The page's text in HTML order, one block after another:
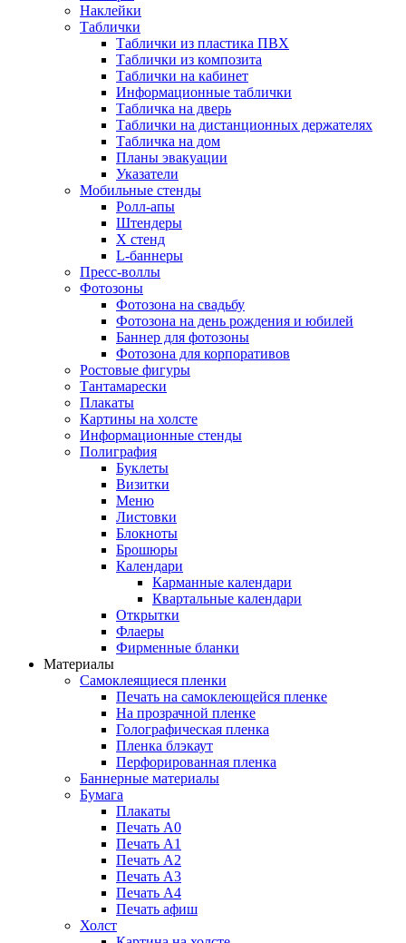
Наклейки
Таблички
Таблички из пластика ПВХ
Таблички из композита
Таблички на кабинет
Информационные таблички
Табличка на дверь
Таблички на дистанционных держателях
Табличка на дом
Планы эвакуации
Указатели
Мобильные стенды
Ролл-апы
Штендеры
Х стенд
L-баннеры
Пресс-воллы
Фотозоны
Фотозона на свадьбу
Фотозона на день рождения и юбилей
Баннер для фотозоны
Фотозона для корпоративов
Ростовые фигуры
Тантамарески
Плакаты
Картины на холсте
Информационные стенды
Полиграфия
Буклеты
Визитки
Меню
Листовки
Блокноты
Брошюры
Календари
Карманные календари
Квартальные календари
Открытки
Флаеры
Фирменные бланки
Материалы
Самоклеящиеся пленки
Печать на самоклеющейся пленке
На прозрачной пленке
Голографическая пленка
Пленка блэкаут
Перфорированная пленка
Баннерные материалы
Бумага
Плакаты
Печать А0
Печать А1
Печать А2
Печать А3
Печать А4
Печать афиш
Холст